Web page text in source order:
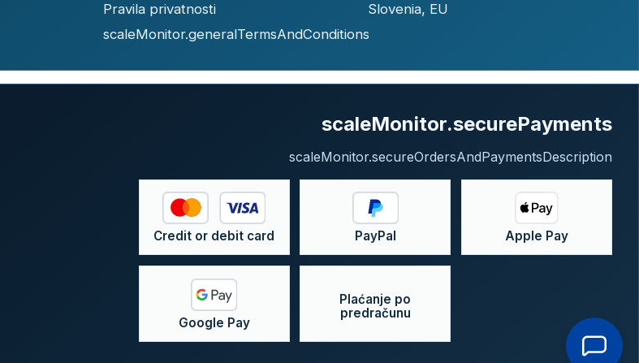
Pravila privatnosti
scaleMonitor.generalTermsAndConditions
Slovenia, EU
scaleMonitor.securePayments
scaleMonitor.secureOrdersAndPaymentsDescription
Credit or debit card PayPal Apple Pay
Google Pay
Plaćanje po
predračunu